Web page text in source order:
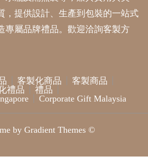
，提供設計、生產到包裝的一站式
專屬品牌禮品。歡迎洽詢客製方
客製化商品
客製商品
禮品
禮品
Corporate Gift Malaysia
by Gradient Themes ©